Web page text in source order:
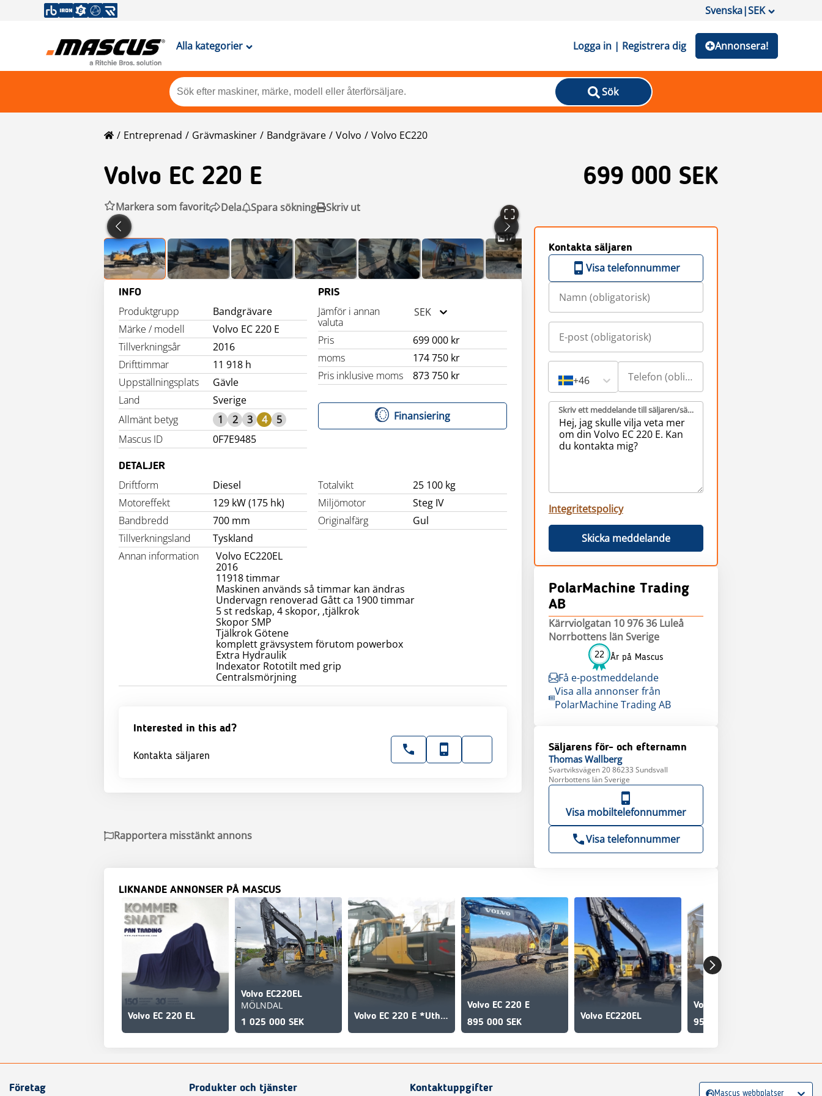
Svenska|SEK
Alla kategorier Logga in | Registrera dig Annonsera!
Sök
Entreprenad Grävmaskiner Bandgrävare Volvo Volvo EC220
Volvo EC 220 E 699 000 SEK
Markera som favorit Dela Spara sökning Skriv ut
17
INFO
Produktgrupp
Bandgrävare
Märke / modell
Volvo EC 220 E
Tillverkningsår
2016
Drifttimmar
11 918 h
Uppställningsplats
Gävle
Land
Sverige
Allmänt betyg
1 2 3 4
5
Mascus ID
0F7E9485
PRIS
Jämför i annan
valuta
SEK
Pris
699 000 kr
moms
174 750 kr
Pris inklusive moms
873 750 kr
Finansiering
DETALJER
Driftform Diesel Totalvikt
25 100 kg
Motoreffekt
129 kW (175 hk) Miljömotor
Steg IV
Bandbredd
700 mm Originalfärg
Gul
Tillverkningsland
Tyskland
Annan information
Volvo EC220EL
2016
11918 timmar
Maskinen används så timmar kan ändras
Undervagn renoverad Gått ca 1900 timmar
5 st redskap, 4 skopor, ,tjälkrok
Skopor SMP
Tjälkrok Götene
komplett grävsystem förutom powerbox
Extra Hydraulik
Indexator Rototilt med grip
Centralsmörjning
Interested in this ad?
Kontakta säljaren
Kontakta säljaren
Visa telefonnummer
+46
Skriv ett meddelande till säljaren/säljarna (obligatorisk)
Integritetspolicy
Skicka meddelande
PolarMachine Trading
AB
Kärrviolgatan 10 976 36 Luleå
Norrbottens län Sverige
22 År på Mascus
Få e-postmeddelande
Visa alla annonser från
PolarMachine Trading AB
Säljarens för- och efternamn
Thomas Wallberg
Svartviksvägen 20 86233 Sundsvall
Norrbottens län Sverige
Visa mobiltelefonnummer
Visa telefonnummer
Rapportera misstänkt annons
LIKNANDE ANNONSER PÅ MASCUS
Volvo EC 220 EL
Volvo EC220EL
MÖLNDAL
1 025 000 SEK
Volvo EC 220 E *Uthyres*
Volvo EC 220 E
895 000 SEK
Volvo EC220EL
Volvo EC220E
955 000 SEK
Företag Produkter och tjänster Kontaktuppgifter Mascus webbplatser